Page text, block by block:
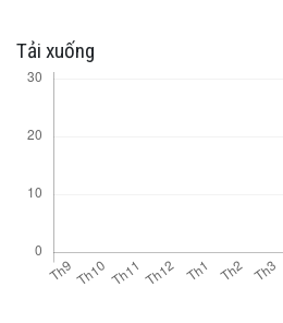
Tải xuống